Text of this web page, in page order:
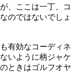
、ここは一丁、コ
のではないでしょ
有効なコーディネ
いように柄ジャケ
ときはゴルフオヤ